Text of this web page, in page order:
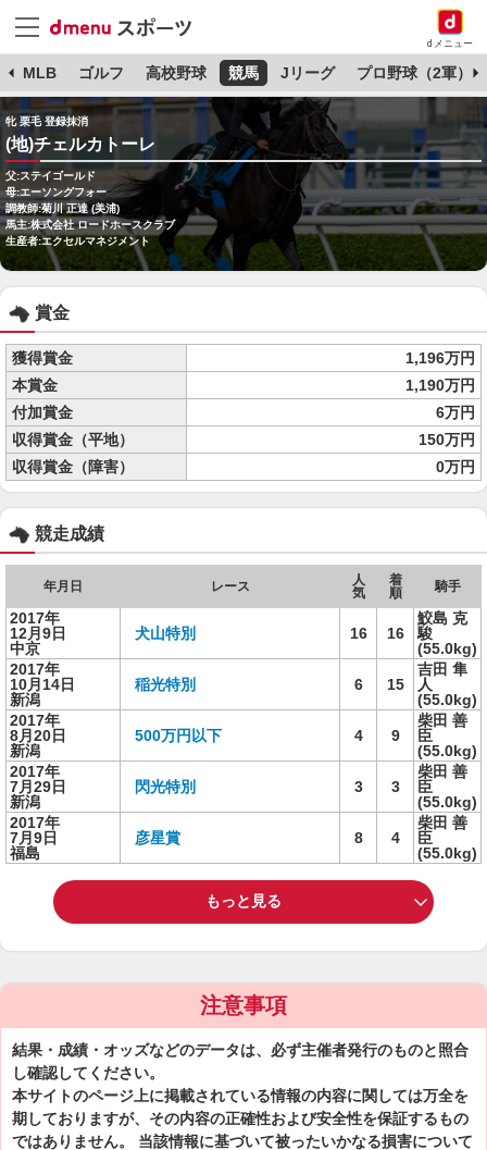
dメニュー
MLB ゴルフ 高校野球 競馬 Jリーグ プロ野球（2軍）
牝 栗毛 登録抹消
(地)チェルカトーレ
父:ステイゴールド
母:エーソングフォー
調教師:菊川 正達 (美浦)
馬主:株式会社 ロードホースクラブ
生産者:エクセルマネジメント
賞金
獲得賞金
1,196万円
本賞金
1,190万円
付加賞金
6万円
収得賞金（平地）
150万円
収得賞金（障害）
0万円
競走成績
年月日 レース
人
気
着
順
騎手
2017年
12月9日
中京
犬山特別 16 16
鮫島 克
駿
(55.0kg)
2017年
10月14日
新潟
稲光特別 6 15
吉田 隼
人
(55.0kg)
2017年
8月20日
新潟
500万円以下 4 9
柴田 善
臣
(55.0kg)
2017年
7月29日
新潟
閃光特別 3 3
柴田 善
臣
(55.0kg)
2017年
7月9日
福島
彦星賞 8 4
柴田 善
臣
(55.0kg)
もっと見る
注意事項
結果・成績・オッズなどのデータは、必ず主催者発行のものと照合
し確認してください。
本サイトのページ上に掲載されている情報の内容に関しては万全を
期しておりますが、その内容の正確性および安全性を保証するもの
ではありません。 当該情報に基づいて被ったいかなる損害について